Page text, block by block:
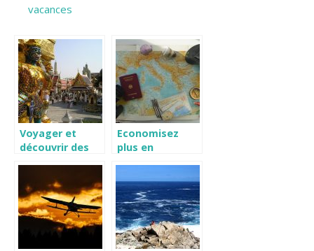
vacances
Voyager et
découvrir des
bien-être
Economisez
plus en
amis